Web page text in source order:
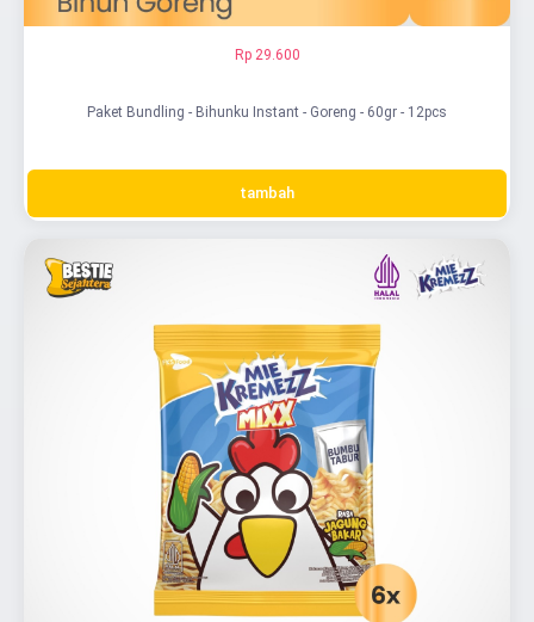
Rp 29.600
Paket Bundling - Bihunku Instant - Goreng - 60gr - 12pcs
tambah